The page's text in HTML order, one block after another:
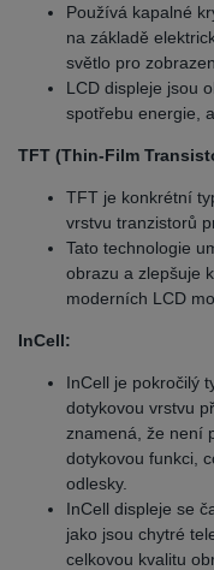
Používá kapalné
na základě
světlo pro
LCD displeje jsou
spotřebu energie,
TFT (Thin-Film
TFT je konkrétní
vrstvu tranzistorů
Tato technologie
obrazu a zlepšuje
moderních LCD
InCell:
InCell je pokročilý
dotykovou vrstvu
znamená, že není
dotykovou funkci,
odlesky.
InCell displeje se
jako jsou chytré
celkovou kvalitu